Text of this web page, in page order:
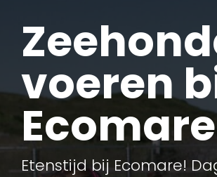
voeren
Ecomare
Etenstijd bij Ecomare!